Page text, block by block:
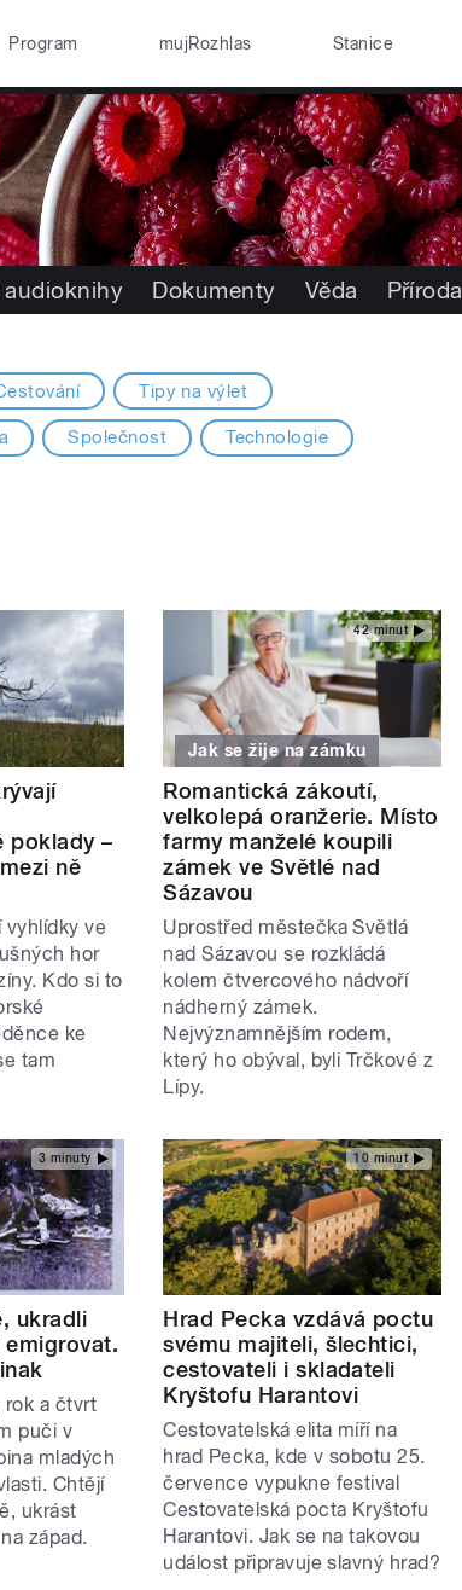
Program mujRozhlas Stanice
audioknihy Dokumenty Věda Příroda
Tipy na výlet
Společnost Technologie
poklady –
ně
vyhlídky ve
hor
Kdo si to
ke
tam
42 minut
Jak se žije na zámku
Romantická zákoutí,
velkolepá oranžerie. Místo
farmy manželé koupili
zámek ve Světlé nad
Sázavou
Uprostřed městečka Světlá
nad Sázavou se rozkládá
kolem čtvercového nádvoří
nádherný zámek.
Nejvýznamnějším rodem,
který ho obýval, byli Trčkové z
Lípy.
3 minuty
ukradli
rok a čtvrt
puči v
mladých
Chtějí
ukrást
západ.
10 minut
Hrad Pecka vzdává poctu
svému majiteli, šlechtici,
cestovateli i skladateli
Kryštofu Harantovi
Cestovatelská elita míří na
hrad Pecka, kde v sobotu 25.
července vypukne festival
Cestovatelská pocta Kryštofu
Harantovi. Jak se na takovou
událost připravuje slavný hrad?